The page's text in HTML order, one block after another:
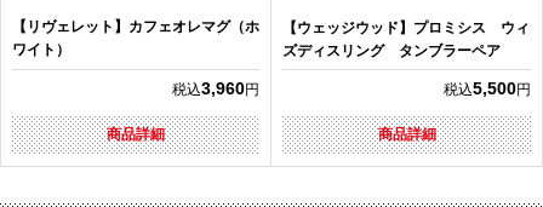
【リヴェレット】カフェオレマグ（ホ
ワイト）
税込3,960円
商品詳細
【ウェッジウッド】プロミシス ウィ
ズディスリング タンブラーペア
税込5,500円
商品詳細